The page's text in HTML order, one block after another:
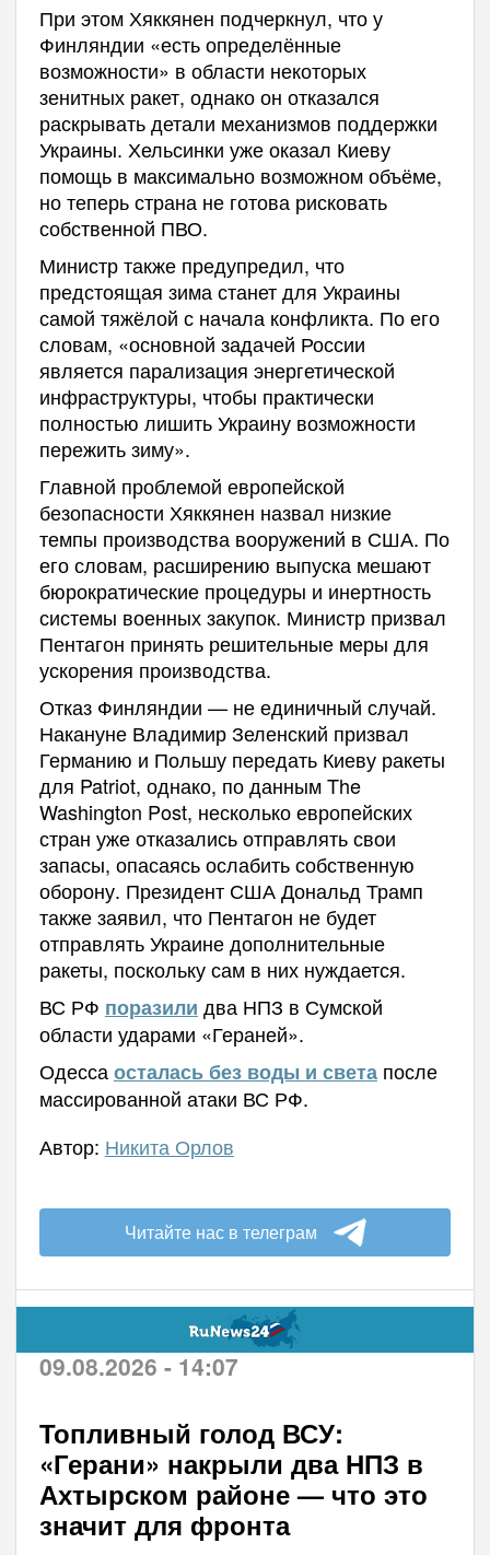
При этом Хяккянен подчеркнул, что у
Финляндии «есть определённые
возможности» в области некоторых
зенитных ракет, однако он отказался
раскрывать детали механизмов поддержки
Украины. Хельсинки уже оказал Киеву
помощь в максимально возможном объёме,
но теперь страна не готова рисковать
собственной ПВО.
Министр также предупредил, что
предстоящая зима станет для Украины
самой тяжёлой с начала конфликта. По его
словам, «основной задачей России
является парализация энергетической
инфраструктуры, чтобы практически
полностью лишить Украину возможности
пережить зиму».
Главной проблемой европейской
безопасности Хяккянен назвал низкие
темпы производства вооружений в США. По
его словам, расширению выпуска мешают
бюрократические процедуры и инертность
системы военных закупок. Министр призвал
Пентагон принять решительные меры для
ускорения производства.
Отказ Финляндии — не единичный случай.
Накануне Владимир Зеленский призвал
Германию и Польшу передать Киеву ракеты
для Patriot, однако, по данным The
Washington Post, несколько европейских
стран уже отказались отправлять свои
запасы, опасаясь ослабить собственную
оборону. Президент США Дональд Трамп
также заявил, что Пентагон не будет
отправлять Украине дополнительные
ракеты, поскольку сам в них нуждается.
ВС РФ поразили два НПЗ в Сумской
области ударами «Гераней».
Одессаосталась без воды и светапосле
массированной атаки ВС РФ.
Автор: Никита Орлов
Читайте нас в телеграм
09.08.2026 - 14:07
Топливный голод ВСУ:
«Герани» накрыли два НПЗ в
Ахтырском районе — что это
значит для фронта